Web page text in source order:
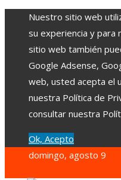
Nuestro sitio web
su experiencia y para
sitio web también
Google Adsense,
web, usted acepta el
nuestra Política de
consultar nuestra
Ok, Acepto
domingo, agosto 9